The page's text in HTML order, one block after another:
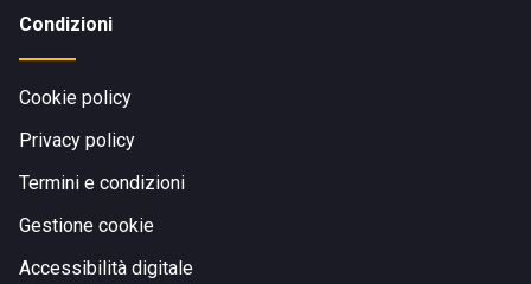
Condizioni
Cookie policy
Privacy policy
Termini e condizioni
Gestione cookie
Accessibilità digitale